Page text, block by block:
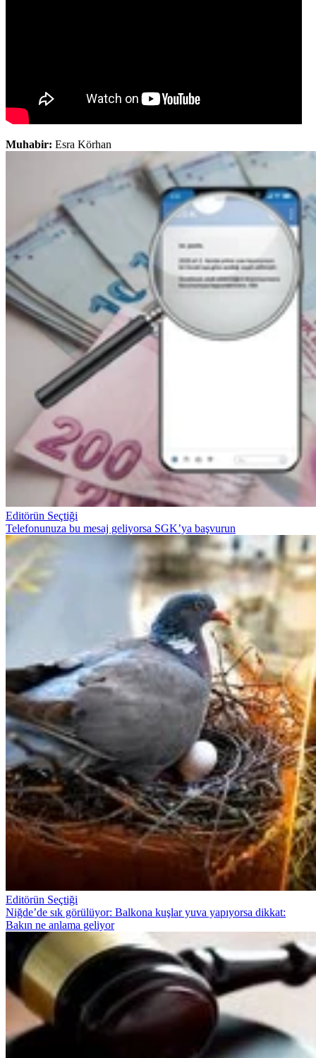
Muhabir: Esra Körhan
Editörün Seçtiği
Telefonunuza bu mesaj geliyorsa SGK’ya başvurun
Editörün Seçtiği
Niğde’de sık görülüyor: Balkona kuşlar yuva yapıyorsa dikkat:
Bakın ne anlama geliyor